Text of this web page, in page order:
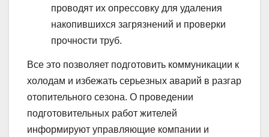
проводят их опрессовку для удаления
накопившихся загрязнений и проверки
прочности труб.
Все это позволяет подготовить коммуникации к
холодам и избежать серьезных аварий в разгар
отопительного сезона. О проведении
подготовительных работ жителей
информируют управляющие компании и